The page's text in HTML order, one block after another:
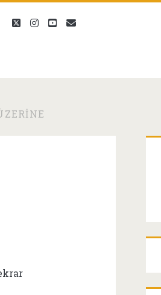
twitterinstagram
youtubeeposta